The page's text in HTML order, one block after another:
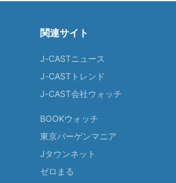
関連サイト
J-CASTニュース
J-CASTトレンド
J-CAST会社ウォッチ
BOOKウォッチ
東京バーゲンマニア
Jタウンネット
ゼロまる